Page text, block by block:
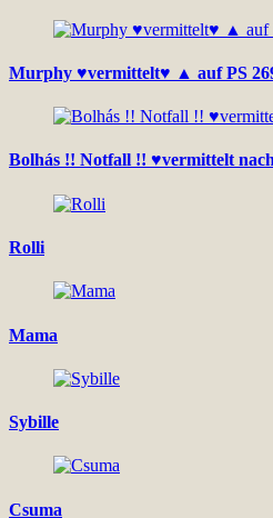
Murphy ♥vermittelt♥ ▲ auf PS
Bolhás !! Notfall !! ♥vermittelt
Rolli
Mama
Sybille
Csuma